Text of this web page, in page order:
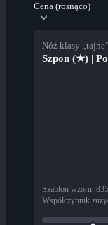
Cena (rosnąco)
Nóż klasy
Szpon (★) |
Szablon wzoru: 835
Współczynnik